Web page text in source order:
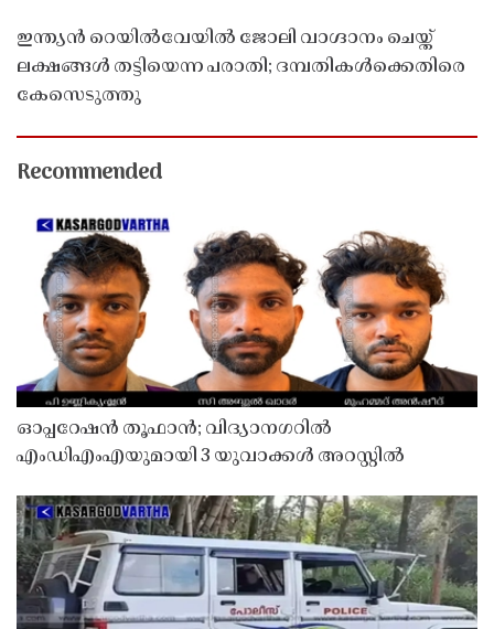
ഇന്ത്യൻ റെയിൽവേയിൽ ജോലി വാഗ്ദാനം ചെയ്ത്
ലക്ഷങ്ങൾ തട്ടിയെന്ന പരാതി; ദമ്പതികൾക്കെതിരെ
കേസെടുത്തു
Recommended
ഓപ്പറേഷൻ തൂഫാൻ; വിദ്യാനഗറിൽ
എംഡിഎംഎയുമായി 3 യുവാക്കൾ അറസ്റ്റിൽ